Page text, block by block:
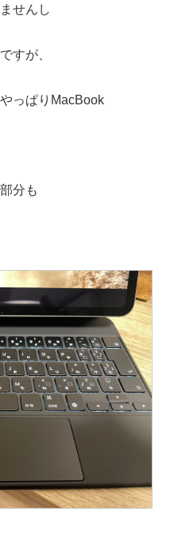
せんし
すが、
っぱりMacBook
分も